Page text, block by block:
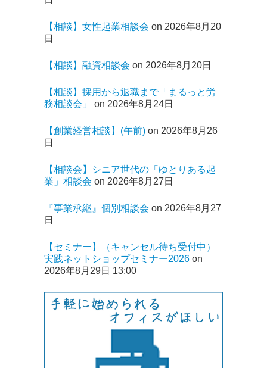
【相談】女性起業相談会 on 2026年8月20
日
【相談】融資相談会 on 2026年8月20日
【相談】採用から退職まで「まるっと労
務相談会」
on 2026年8月24日
【創業経営相談】(午前) on 2026年8月26
日
【相談会】シニア世代の「ゆとりある起
業」相談会 on 2026年8月27日
『事業承継』個別相談会 on 2026年8月27
日
【セミナー】（キャンセル待ち受付中）
実践ネットショップセミナー2026 on
2026年8月29日 13:00